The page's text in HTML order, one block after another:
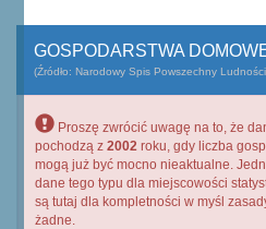
GOSPODARSTWA
(Źródło: Narodowy Spis Powszechny
Proszę zwrócić uwagę na to, że
pochodzą z 2002 roku, gdy liczba
mogą już być mocno nieaktualne.
dane tego typu dla miejscowości
są tutaj dla kompletności w myśl
żadne.